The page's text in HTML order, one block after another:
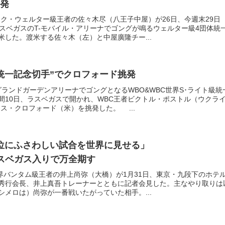
・ウェルター級王者の佐々木尽（八王子中屋）が26日、今週末29日
ベガスのT-モバイル・アリーナでゴングが鳴るウェルター級4団体統
した。渡米する佐々木（左）と中屋廣隆チー...
一記念切手”でクロフォード挑発
ンドガーデンアリーナでゴングとなるWBO&WBC世界S･ライト級統
10日、ラスベガスで開かれ、WBC王者ビクトル・ポストル（ウクライ
・クロフォード（米）を挑発した。 ...
にふさわしい試合を世界に見せる」
ベガス入りで万全期す
バンタム級王者の井上尚弥（大橋）が1月31日、東京・九段下のホテ
行会長、井上真吾トレーナーとともに記者会見した。主なやり取りは
メロは）尚弥が一番戦いたがっていた相手。...